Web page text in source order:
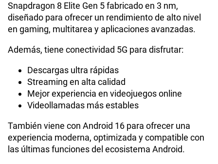
Snapdragon 8 Elite Gen 5 fabricado en 3 nm,
diseñado para ofrecer un rendimiento de alto nivel
en gaming, multitarea y aplicaciones avanzadas.
Además, tiene conectividad 5G para disfrutar:
Descargas ultra rápidas
Streaming en alta calidad
Mejor experiencia en videojuegos online
Videollamadas más estables
También viene con Android 16 para ofrecer una
experiencia moderna, optimizada y compatible con
las últimas funciones del ecosistema Android.